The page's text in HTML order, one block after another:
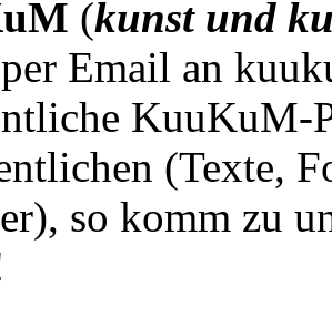
(kunst und
Email an
KuuKuM-
(Texte,
so komm zu